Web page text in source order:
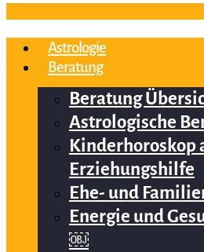
Astrologie
Beratung
Beratung
Astrologische
Kinderhoroskop
Erziehungshilfe
Ehe- und
Energie und
￼